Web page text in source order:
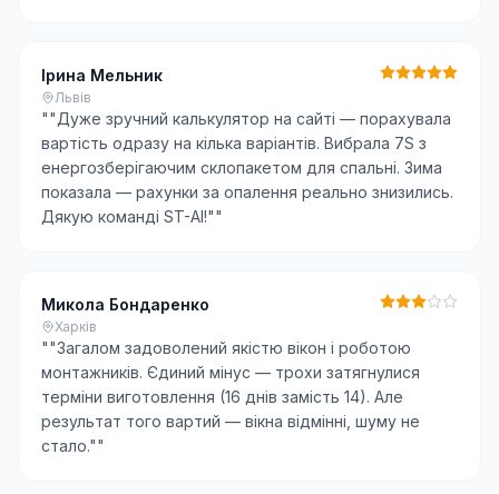
Ірина Мельник
Львів
""Дуже зручний калькулятор на сайті — порахувала
вартість одразу на кілька варіантів. Вибрала 7S з
енергозберігаючим склопакетом для спальні. Зима
показала — рахунки за опалення реально знизились.
Дякую команді ST-AI!""
Микола Бондаренко
Харків
""Загалом задоволений якістю вікон і роботою
монтажників. Єдиний мінус — трохи затягнулися
терміни виготовлення (16 днів замість 14). Але
результат того вартий — вікна відмінні, шуму не
стало.""